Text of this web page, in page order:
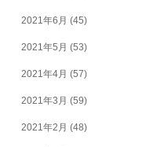
2021年6月 (45)
2021年5月 (53)
2021年4月 (57)
2021年3月 (59)
2021年2月 (48)